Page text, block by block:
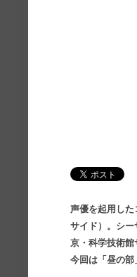
声優を起用し
サイド）。シ
京・科学技術館
今回は「昼の部